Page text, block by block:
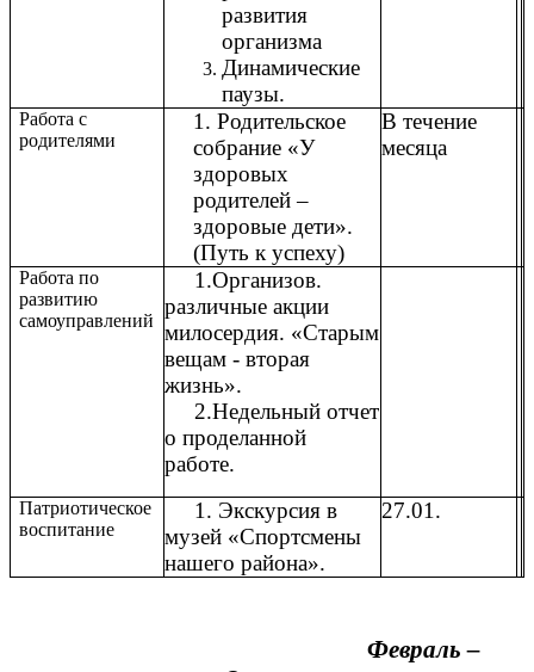
развития
организма
Динамические
паузы.
Работа с
родителями
1. Родительское
собрание «У
здоровых
родителей –
здоровые дети».
(Путь к успеху)
В течение
месяца
Работа по
развитию
самоуправлений
1.Организов.
различные акции
милосердия. «Старым
вещам - вторая
жизнь».
2.Недельный отчет
о проделанной
работе.
Патриотическое
воспитание
1. Экскурсия в
музей «Спортсмены
нашего района».
27.01.
Февраль –